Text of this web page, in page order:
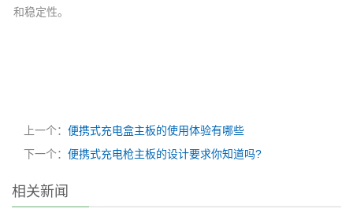
和稳定性。
上一个： 便携式充电盒主板的使用体验有哪些
下一个： 便携式充电枪主板的设计要求你知道吗?
相关新闻